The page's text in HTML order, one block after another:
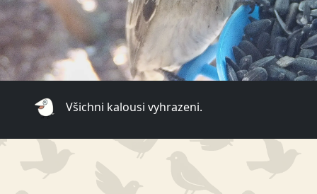
Všichni kalousi vyhrazeni.